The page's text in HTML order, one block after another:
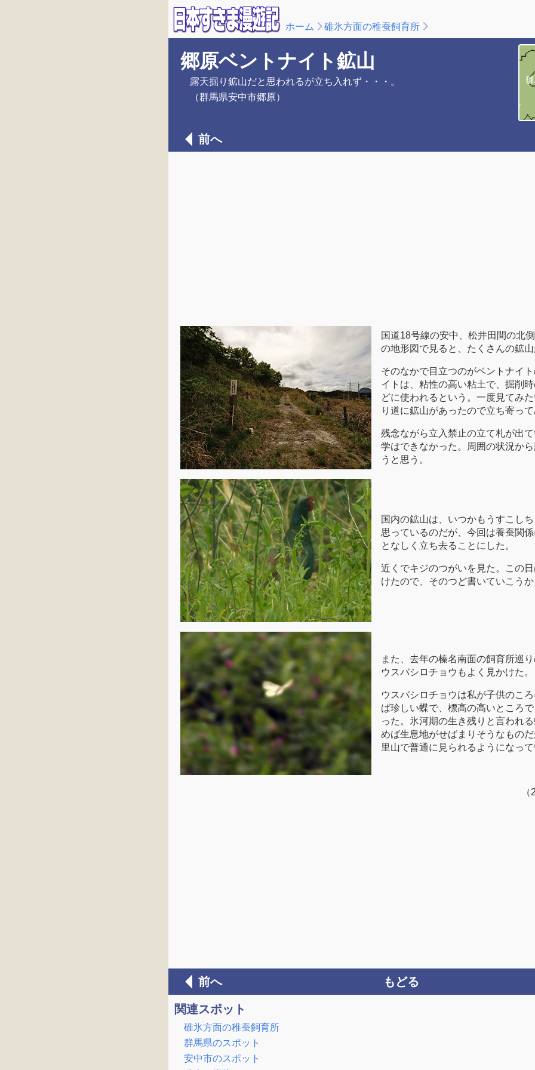
ホーム 碓氷方面の稚蚕飼育所
郷原ベントナイト鉱山
露天掘り鉱山だと思われるが立ち入れず・・・。
（群馬県安中市郷原）
前へ
国道18号線の安中、松井田間の北
の地形図で見ると、たくさんの鉱
そのなかで目立つのがベントナイ
イトは、粘性の高い粘土で、掘削
どに使われるという。一度見てみ
り道に鉱山があったので立ち寄っ
残念ながら立入禁止の立て札が出
学はできなかった。周囲の状況か
うと思う。
国内の鉱山は、いつかもうすこし
思っているのだが、今回は養蚕関
となしく立ち去ることにした。
近くでキジのつがいを見た。この
けたので、そのつど書いていこう
また、去年の榛名南面の飼育所巡
ウスバシロチョウもよく見かけた。
ウスバシロチョウは私が子供のこ
ば珍しい蝶で、標高の高いところ
った。氷河期の生き残りと言われ
めば生息地がせばまりそうなもの
里山で普通に見られるようになっ
前へ もどる
関連スポット
碓氷方面の稚蚕飼育所
群馬県のスポット
安中市のスポット